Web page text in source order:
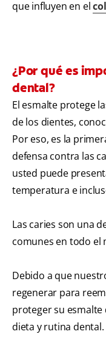
que influyen en el
¿Por qué es
dental?
El esmalte protege
de los dientes,
Por eso, es la
defensa contra las
usted puede
temperatura e
Las caries son una
comunes en todo el
Debido a que
regenerar para
proteger su
dieta y rutina dental.